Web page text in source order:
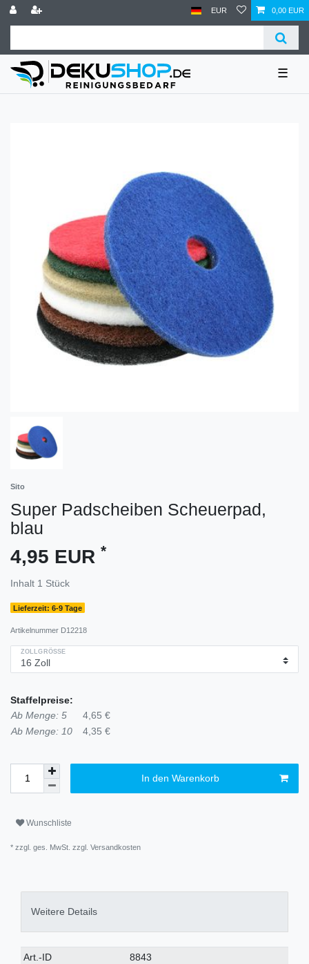
EUR 0,00 EUR
☰
Sito
Super Padscheiben Scheuerpad,
blau
4,95 EUR *
Inhalt 1 Stück
Lieferzeit: 6-9 Tage
Artikelnummer D12218
ZOLLGRÖSSE
Staffelpreise:
Ab Menge: 5
4,65 €
Ab Menge: 10
4,35 €
In den Warenkorb
Wunschliste
* zzgl. ges. MwSt. zzgl. Versandkosten
Weitere Details
Art.-ID
8843